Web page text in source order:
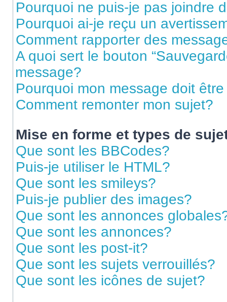
Pourquoi ne puis-je pas joindre
Pourquoi ai-je reçu un
Comment rapporter des
A quoi sert le bouton
message?
Pourquoi mon message doit
Comment remonter mon sujet?
Mise en forme et types de
Que sont les BBCodes?
Puis-je utiliser le HTML?
Que sont les smileys?
Puis-je publier des images?
Que sont les annonces
Que sont les annonces?
Que sont les post-it?
Que sont les sujets verrouillés?
Que sont les icônes de sujet?